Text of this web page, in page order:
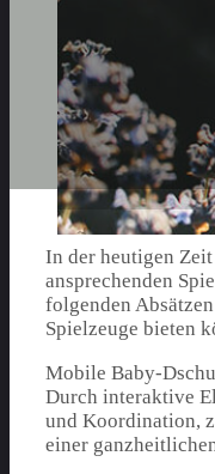
In der heutigen
ansprechenden
folgenden
Spielzeuge bieten
Mobile Baby-
Durch interaktive
und Koordination,
einer